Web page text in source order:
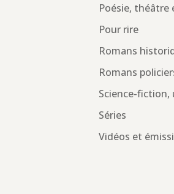
Poésie, théâtre
Pour rire
Romans
Romans
Science-fiction,
Séries
Vidéos et